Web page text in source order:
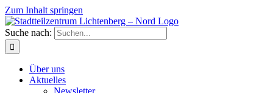
Zum Inhalt springen
Suche nach:
Über uns
Aktuelles
Newsletter